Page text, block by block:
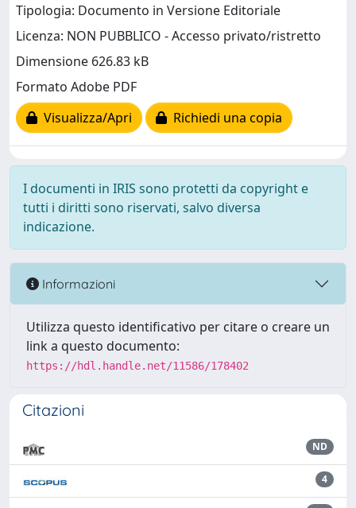
Tipologia: Documento in Versione Editoriale
Licenza: NON PUBBLICO - Accesso privato/ristretto
Dimensione 626.83 kB
Formato Adobe PDF
Visualizza/Apri
Richiedi una copia
I documenti in IRIS sono protetti da copyright e
tutti i diritti sono riservati, salvo diversa
indicazione.
Informazioni
Utilizza questo identificativo per citare o creare un
link a questo documento:
https://hdl.handle.net/11586/178402
Citazioni
ND
4